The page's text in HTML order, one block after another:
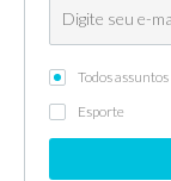
Todos assuntos
Esporte